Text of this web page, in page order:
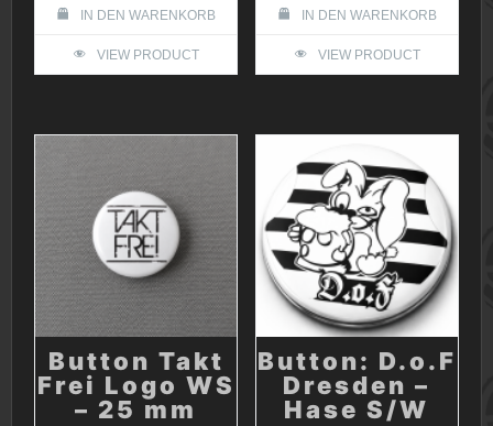
IN DEN WARENKORB
VIEW PRODUCT
IN DEN WARENKORB
VIEW PRODUCT
Button Takt
Frei Logo WS
– 25 mm
Button: D.o.F
Dresden –
Hase S/W